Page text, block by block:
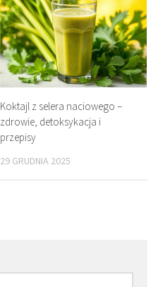
Koktajl z selera naciowego –
zdrowie, detoksykacja i
przepisy
29 GRUDNIA 2025